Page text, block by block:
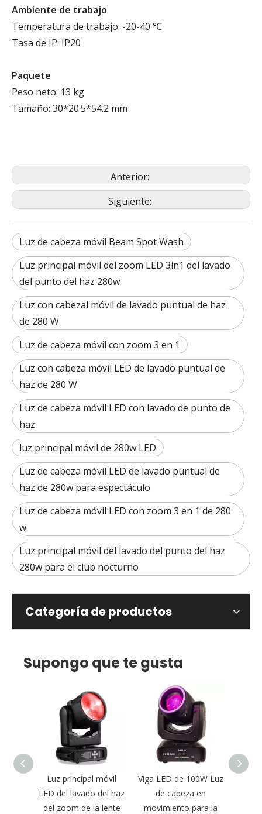
Ambiente de trabajo
Temperatura de trabajo: -20-40 ℃
Tasa de IP: IP20
Paquete
Peso neto: 13 kg
Tamaño: 30*20.5*54.2 mm
Anterior:
Siguiente:
Luz de cabeza móvil Beam Spot Wash
Luz principal móvil del zoom LED 3in1 del lavado
del punto del haz 280w
Luz con cabezal móvil de lavado puntual de haz
de 280 W
Luz de cabeza móvil con zoom 3 en 1
Luz con cabeza móvil LED de lavado puntual de
haz de 280 W
Luz de cabeza móvil LED con lavado de punto de
haz
luz principal móvil de 280w LED
Luz de cabeza móvil LED de lavado puntual de
haz de 280w para espectáculo
Luz de cabeza móvil LED con zoom 3 en 1 de 280
w
Luz principal móvil del lavado del punto del haz
280w para el club nocturno
Categoría de productos
Supongo que te gusta
Luz principal móvil
LED del lavado del haz
del zoom de la lente
Viga LED de 100W Luz
de cabeza en
movimiento para la